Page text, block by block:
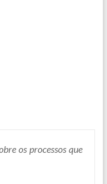
os processos que